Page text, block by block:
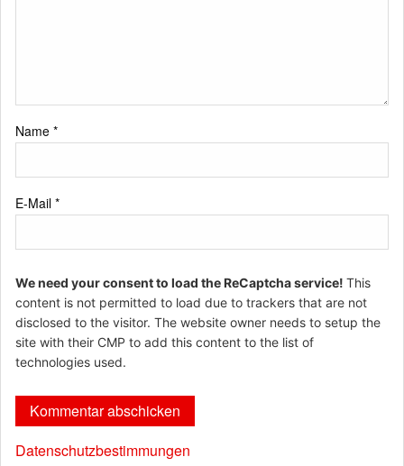
Name *
E-Mail *
We need your consent to load the ReCaptcha service! This
content is not permitted to load due to trackers that are not
disclosed to the visitor. The website owner needs to setup the
site with their CMP to add this content to the list of
technologies used.
Datenschutzbestimmungen